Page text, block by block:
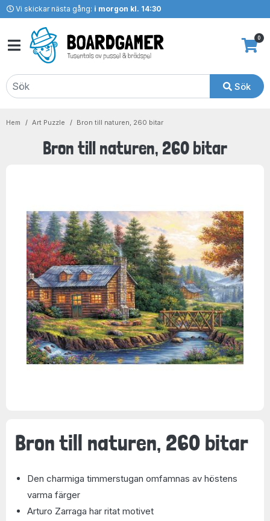
Vi skickar nästa gång: i morgon kl. 14:30
Sök
0
Hem Art Puzzle Bron till naturen, 260 bitar
Bron till naturen, 260 bitar
Bron till naturen, 260 bitar
Den charmiga timmerstugan omfamnas av höstens
varma färger
Arturo Zarraga har ritat motivet